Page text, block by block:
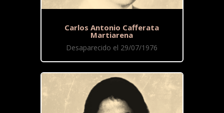
Carlos Antonio Cafferata
Martiarena
Desaparecido el 29/07/1976